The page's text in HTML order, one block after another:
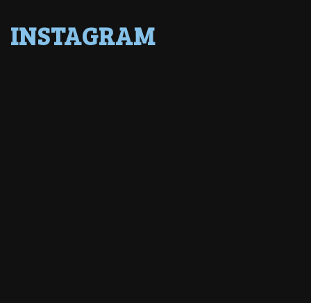
INSTAGRAM